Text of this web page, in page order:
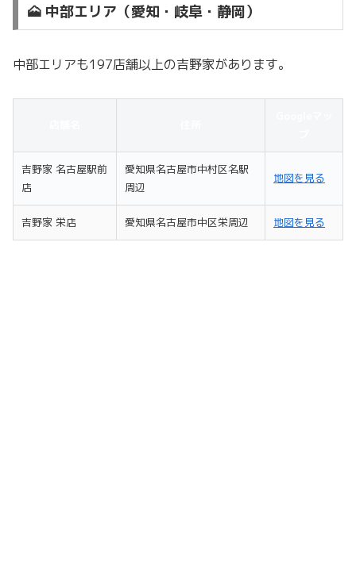
🗻 中部エリア（愛知・岐阜・静岡）
中部エリアも197店舗以上の吉野家があります。
吉野家 名古屋駅前
店
愛知県名古屋市中村区名駅
周辺
地図を見る
吉野家 栄店 愛知県名古屋市中区栄周辺 地図を見る